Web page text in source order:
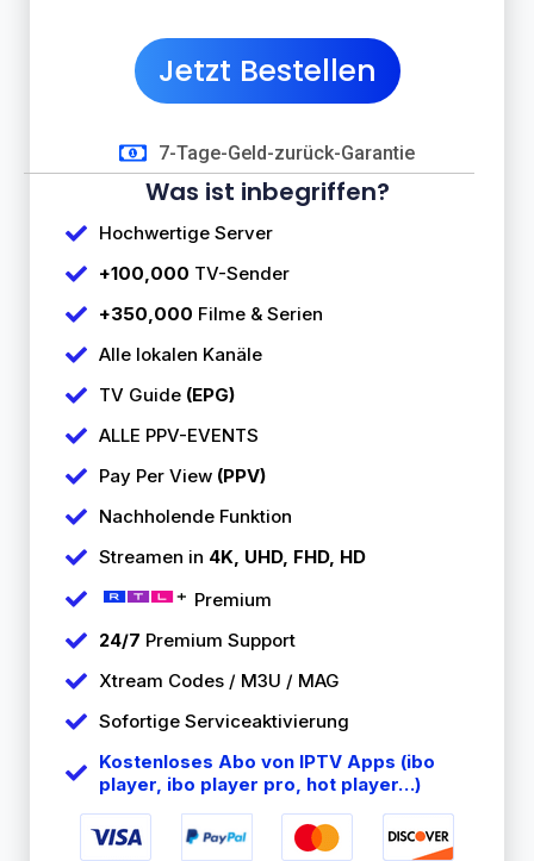
Jetzt Bestellen
7-Tage-Geld-zurück-Garantie
Was ist inbegriffen?
Hochwertige Server
+100,000 TV-Sender
+350,000 Filme & Serien
Alle lokalen Kanäle
TV Guide (EPG)
ALLE PPV-EVENTS
Pay Per View (PPV)
Nachholende Funktion
Streamen in 4K, UHD, FHD, HD
Premium
24/7 Premium Support
Xtream Codes / M3U / MAG
Sofortige Serviceaktivierung
Kostenloses Abo von IPTV Apps (ibo
player, ibo player pro, hot player…)